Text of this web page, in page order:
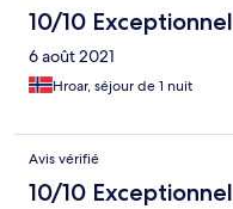
10/10 Exceptionnel
6 août 2021
Hroar, séjour de 1 nuit
Avis vérifié
10/10 Exceptionnel